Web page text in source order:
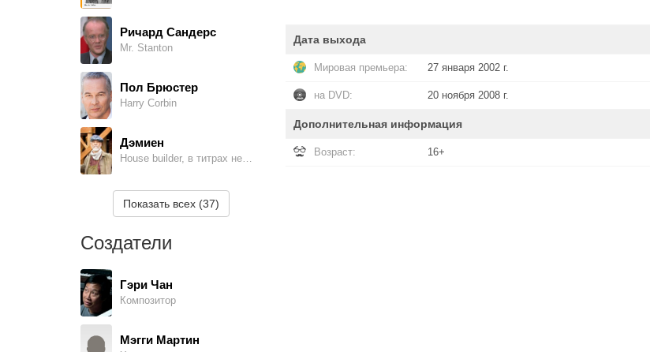
Ричард Сандерс
Mr. Stanton
Пол Брюстер
Harry Corbin
Дэмиен
House builder, в титрах не указан
Джастин Т. Милнер
Adam Rimbauer
Пейдж Гордон
Jarrod Blaesing
Показать всех (37)
Создатели
Гэри Чан
Композитор
Мэгги Мартин
Дата выхода
Мировая премьера: 27 января 2002 г.
на DVD: 20 ноября 2008 г.
Дополнительная информация
Возраст: 16+